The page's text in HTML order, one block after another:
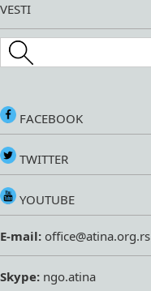
VESTI
Search this site
FACEBOOK
TWITTER
YOUTUBE
E-mail: office@atina.org.rs
Skype: ngo.atina